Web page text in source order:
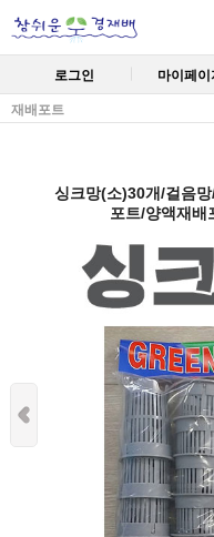
로그인 마이페이
재배포트
싱크망(소)30개/걸음
포트/양액재배